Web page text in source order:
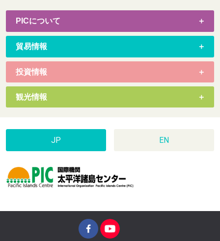
PICについて
貿易情報
投資情報
観光情報
JP EN